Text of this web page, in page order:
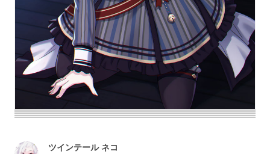
ツインテール ネコ